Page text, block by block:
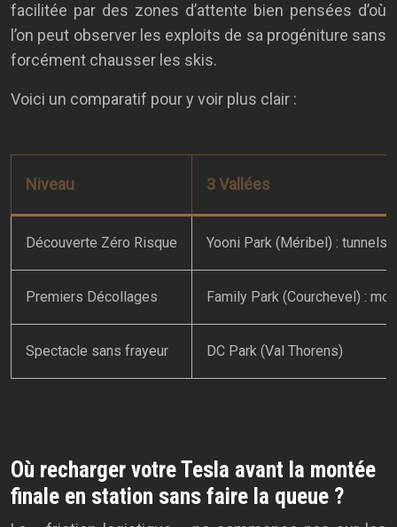
facilitée par des zones d’attente bien pensées d’où
l’on peut observer les exploits de sa progéniture sans
forcément chausser les skis.
Voici un comparatif pour y voir plus clair :
Niveau 3 Vallées
Découverte Zéro Risque Yooni Park (Méribel) :
Premiers Décollages Family Park (Courchevel) :
Spectacle sans frayeur DC Park (Val Thorens)
Où recharger votre Tesla avant la montée
finale en station sans faire la queue ?